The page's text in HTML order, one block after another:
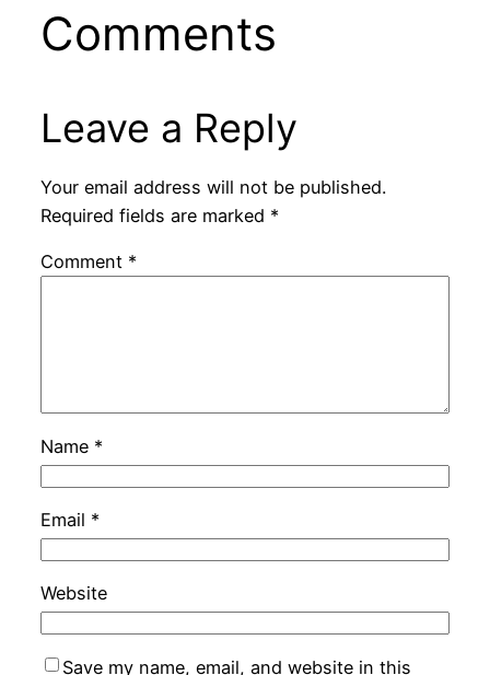
Comments
Leave a Reply
Your email address will not be published.
Required fields are marked *
Comment *
Name *
Email *
Website
Save my name, email, and website in this